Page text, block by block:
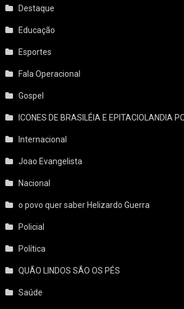
Destaque
Educação
Esportes
Fala Operacional
Gospel
ICONES DE BRASILÉIA E EPITACIOLANDIA
Internacional
Joao Evangelista
Nacional
o povo quer saber Helizardo Guerra
Policial
Política
QUÃO LINDOS SÃO OS PÉS
Saúde